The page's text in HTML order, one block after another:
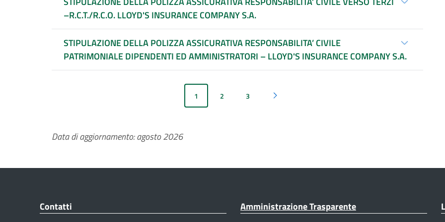
–R.C.T./R.C.O. LLOYD'S INSURANCE COMPANY S.A.
STIPULAZIONE DELLA POLIZZA ASSICURATIVA RESPONSABILITA’ CIVILE
PATRIMONIALE DIPENDENTI ED AMMINISTRATORI – LLOYD'S INSURANCE COMPANY S.A.
1 2 3 Pagina successiva
Data di aggiornamento: agosto 2026
Contatti Amministrazione Trasparente